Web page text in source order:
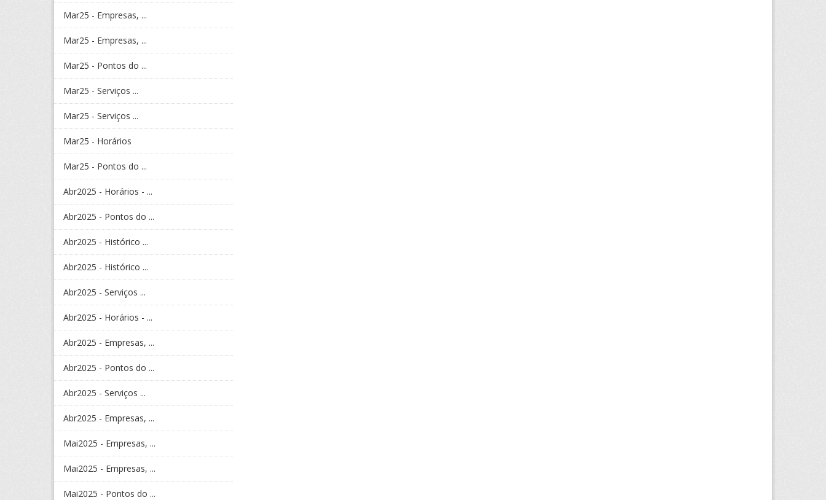
Mar25 - Empresas, ...
Mar25 - Empresas, ...
Mar25 - Pontos do ...
Mar25 - Serviços ...
Mar25 - Serviços ...
Mar25 - Horários
Mar25 - Pontos do ...
Abr2025 - Horários - ...
Abr2025 - Pontos do ...
Abr2025 - Histórico ...
Abr2025 - Histórico ...
Abr2025 - Serviços ...
Abr2025 - Horários - ...
Abr2025 - Empresas, ...
Abr2025 - Pontos do ...
Abr2025 - Serviços ...
Abr2025 - Empresas, ...
Mai2025 - Empresas, ...
Mai2025 - Empresas, ...
Mai2025 - Pontos do ...